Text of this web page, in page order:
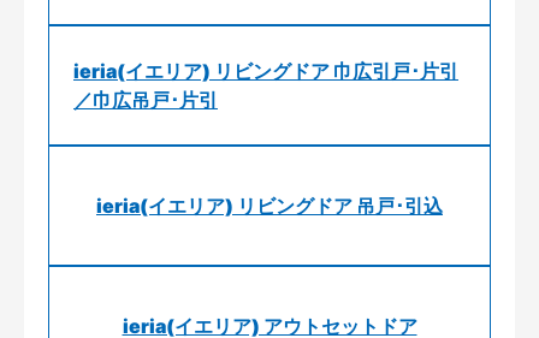
ieria(イエリア) リビングドア 巾広引戸･片引
／巾広吊戸･片引
ieria(イエリア) リビングドア 吊戸･引込
ieria(イエリア) アウトセットドア